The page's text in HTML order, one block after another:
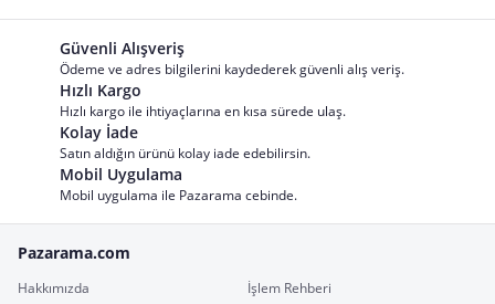
Güvenli Alışveriş
Ödeme ve adres bilgilerini kaydederek güvenli alış veriş.
Hızlı Kargo
Hızlı kargo ile ihtiyaçlarına en kısa sürede ulaş.
Kolay İade
Satın aldığın ürünü kolay iade edebilirsin.
Mobil Uygulama
Mobil uygulama ile Pazarama cebinde.
Pazarama.com
Hakkımızda
İşlem Rehberi